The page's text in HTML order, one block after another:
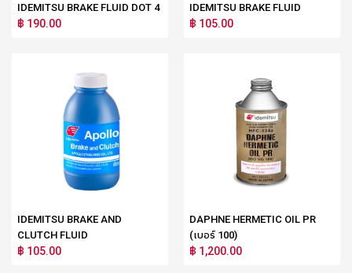
IDEMITSU BRAKE FLUID DOT 4
฿ 190.00
IDEMITSU BRAKE FLUID
฿ 105.00
IDEMITSU BRAKE AND
CLUTCH FLUID
฿ 105.00
DAPHNE HERMETIC OIL PR
(เบอร์ 100)
฿ 1,200.00